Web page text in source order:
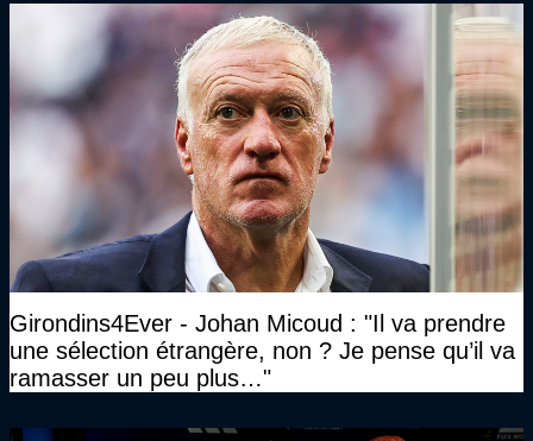
Girondins4Ever - Johan Micoud : "Il va prendre
une sélection étrangère, non ? Je pense qu’il va
ramasser un peu plus…"